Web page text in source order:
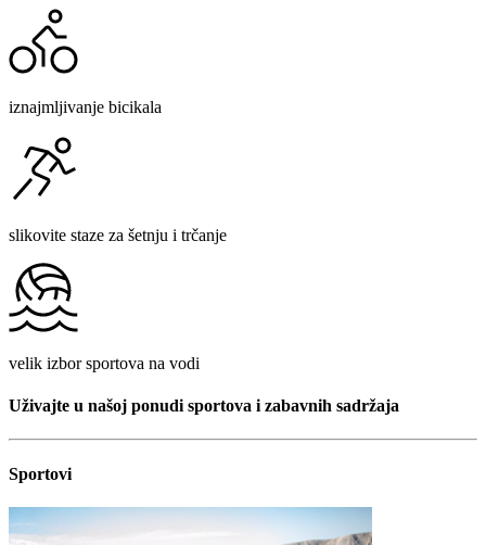
iznajmljivanje bicikala
slikovite staze za šetnju i trčanje
velik izbor sportova na vodi
Uživajte u našoj ponudi sportova i zabavnih sadržaja
Sportovi